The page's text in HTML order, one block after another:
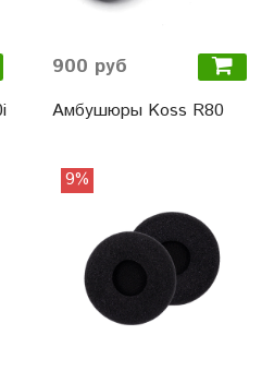
900 руб
Амбушюры Koss R80
9%